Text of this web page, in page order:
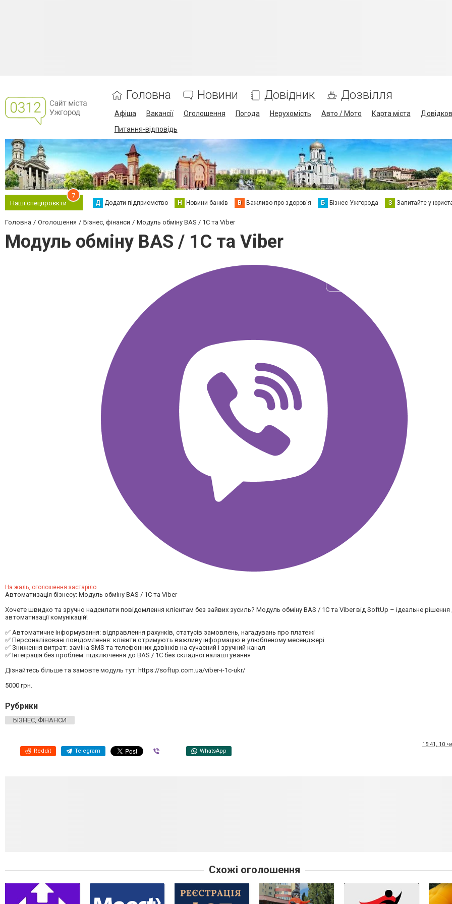
Головна Новини Довідник Дозвілля
Афіша Вакансії Оголошення Погода Нерухомість Авто / Мото Карта міста
Питання-відповідь
Наші спецпроєкти
7
Д Додати підприємство Н Новини банків В Важливо про здоров'я Б Бізнес Ужгорода З Запитайте у
Головна Оголошення Бізнес, фінанси Модуль обміну BAS / 1C та Viber
Модуль обміну BAS / 1C та Viber
На жаль, оголошення застаріло
Автоматизація бізнесу: Модуль обміну BAS / 1C та Viber
Хочете швидко та зручно надсилати повідомлення клієнтам без зайвих зусиль? Модуль обміну BAS / 1C та Viber від SoftUp – ідеальне рішення
автоматизації комунікацій!
✅ Автоматичне інформування: відправлення рахунків, статусів замовлень, нагадувань про платежі
✅ Персоналізовані повідомлення: клієнти отримують важливу інформацію в улюбленому месенджері
✅ Зниження витрат: заміна SMS та телефонних дзвінків на сучасний і зручний канал
✅ Інтеграція без проблем: підключення до BAS / 1C без складної налаштування
Дізнайтесь більше та замовте модуль тут: https://softup.com.ua/viber-i-1c-ukr/
5000 грн.
Рубрики
БІЗНЕС, ФІНАНСИ
Reddit Telegram WhatsApp
15:41, 10
Схожі оголошення